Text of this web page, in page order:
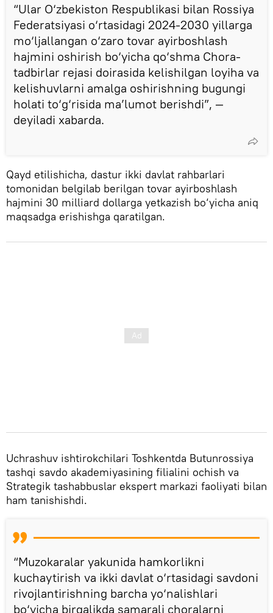
“Ular O‘zbekiston Respublikasi bilan Rossiya
Federatsiyasi o‘rtasidagi 2024-2030 yillarga
mo‘ljallangan o‘zaro tovar ayirboshlash
hajmini oshirish bo‘yicha qo‘shma Chora-
tadbirlar rejasi doirasida kelishilgan loyiha va
kelishuvlarni amalga oshirishning bugungi
holati to‘g‘risida ma’lumot berishdi”, —
deyiladi xabarda.
Qayd etilishicha, dastur ikki davlat rahbarlari
tomonidan belgilab berilgan tovar ayirboshlash
hajmini 30 milliard dollarga yetkazish bo‘yicha aniq
maqsadga erishishga qaratilgan.
Uchrashuv ishtirokchilari Toshkentda Butunrossiya
tashqi savdo akademiyasining filialini ochish va
Strategik tashabbuslar ekspert markazi faoliyati bilan
ham tanishishdi.
“Muzokaralar yakunida hamkorlikni
kuchaytirish va ikki davlat o‘rtasidagi savdoni
rivojlantirishning barcha yo‘nalishlari
bo‘yicha birgalikda samarali choralarni